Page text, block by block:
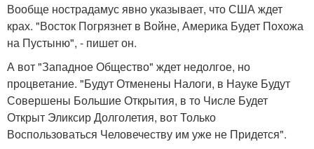
Вообще нострадамус явно указывает, что США ждет
крах. "Восток Погрязнет в Войне, Америка Будет Похожа
на Пустыню", - пишет он.
А вот "Западное Общество" ждет недолгое, но
процветание. "Будут Отменены Налоги, в Науке Будут
Совершены Большие Открытия, в то Числе Будет
Открыт Эликсир Долголетия, вот Только
Воспользоваться Человечеству им уже не Придется".